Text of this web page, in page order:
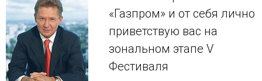
«Газпром» и от себя лично
приветствую вас на
зональном этапе V
Фестиваля